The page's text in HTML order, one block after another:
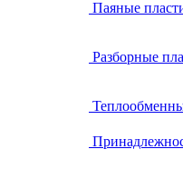
Паяные
Разборные